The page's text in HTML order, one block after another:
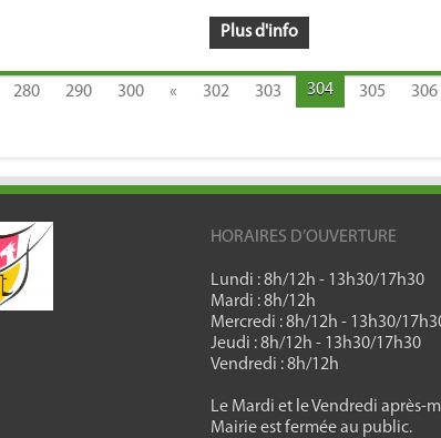
Plus d'info
280 290 300 « 302 303 304 305 306
HORAIRES D’OUVERTURE
Lundi : 8h/12h - 13h30/17h30
Mardi : 8h/12h
Mercredi : 8h/12h - 13h30/
Jeudi : 8h/12h - 13h30/17h30
Vendredi : 8h/12h
Le Mardi et le Vendredi après-
Mairie est fermée au public.